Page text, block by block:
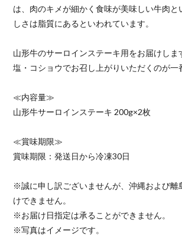
は、肉のキメが細かく食味が美味しい牛肉と
しさは脂質にあるといわれています。
山形牛のサーロインステーキ用をお届けしま
塩・コショウでお召し上がりいただくのが一
≪内容量≫
山形牛サーロインステーキ 200g×2枚
≪賞味期限≫
賞味期限：発送日から冷凍30日
※誠に申し訳ございませんが、沖縄および離
けできません。
※お届け日指定は承ることができません。
※写真はイメージです。